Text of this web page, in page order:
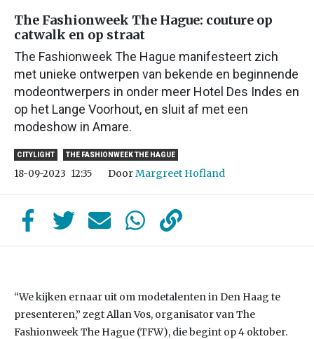
The Fashionweek The Hague: couture op
catwalk en op straat
The Fashionweek The Hague manifesteert zich
met unieke ontwerpen van bekende en beginnende
modeontwerpers in onder meer Hotel Des Indes en
op het Lange Voorhout, en sluit af met een
modeshow in Amare.
CITYLIGHT THE FASHIONWEEK THE HAGUE
18-09-2023 12:35 DoorMargreet Hofland
“We kijken ernaar uit om modetalenten in Den Haag te
presenteren,” zegt Allan Vos, organisator van The
Fashionweek The Hague (TFW), die begint op 4 oktober.